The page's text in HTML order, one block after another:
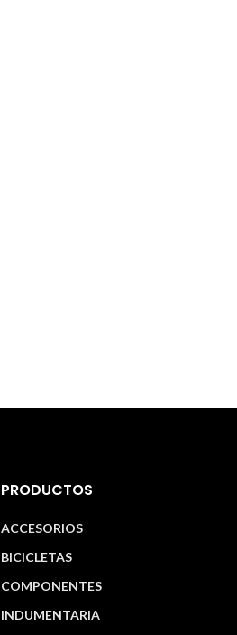
PRODUCTOS
ACCESORIOS
BICICLETAS
COMPONENTES
INDUMENTARIA